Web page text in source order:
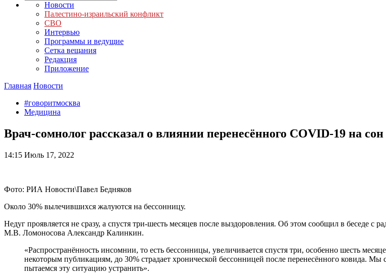
Новости
Палестино-израильский конфликт
СВО
Интервью
Программы и ведущие
Сетка вещания
Редакция
Приложение
Главная Новости
#говоритмосква
Медицина
Врач-сомнолог рассказал о влиянии перенесённого COVID-19 на сон
14:15 Июль 17, 2022
Фото: РИА Новости\Павел Бедняков
Около 30% вылечившихся жалуются на бессонницу.
Недуг проявляется не сразу, а спустя три-шесть месяцев после выздоровления. Об этом сообщил в беседе
М.В. Ломоносова Александр Калинкин.
«Распространённость инсомнии, то есть бессонницы, увеличивается спустя три, особенно шесть
некоторым публикациям, до 30% страдает хронической бессонницей после перенесённого ковида.
пытаемся эту ситуацию устранить».